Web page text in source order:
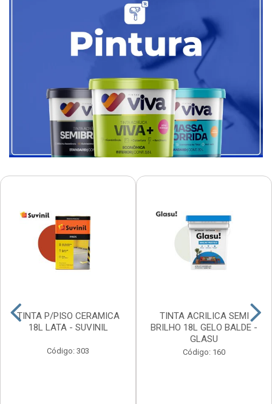
TINTA P/PISO CERAMICA
18L LATA - SUVINIL
Código: 303
TINTA ACRILICA SEMI
BRILHO 18L GELO BALDE -
GLASU
Código: 160